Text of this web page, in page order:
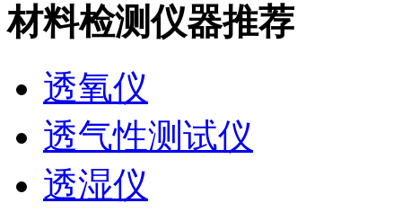
材料检测仪器推荐
透氧仪
透气性测试仪
透湿仪